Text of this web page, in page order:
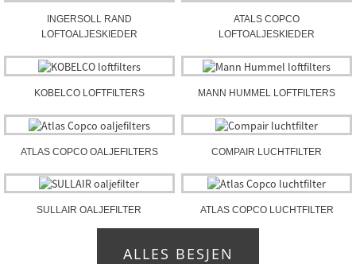
INGERSOLL RAND
LOFTOALJESKIEDER
ATALS COPCO
LOFTOALJESKIEDER
KOBELCO LOFTFILTERS MANN HUMMEL LOFTFILTERS
ATLAS COPCO OALJEFILTERS COMPAIR LUCHTFILTER
SULLAIR OALJEFILTER ATLAS COPCO LUCHTFILTER
ALLES BESJEN